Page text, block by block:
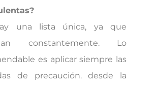
una lista única, ya que
constantemente. Lo
es aplicar siempre las
de precaución. desde la